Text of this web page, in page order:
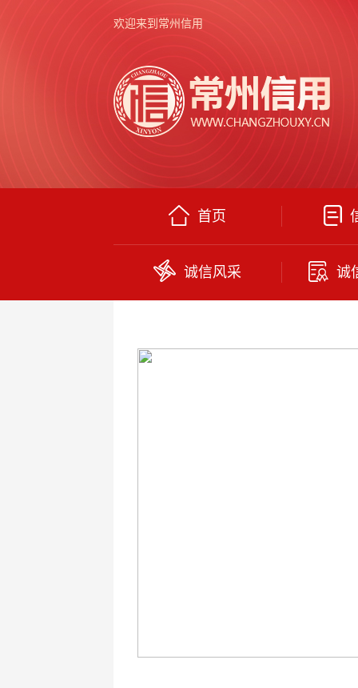
欢迎来到常州信用
首页
诚信风采 诚